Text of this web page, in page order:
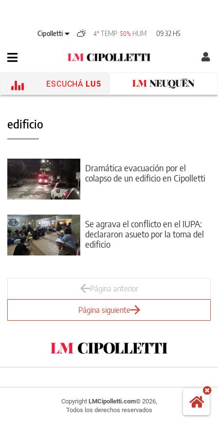
Cipolletti 4° TEMP 50% HUM 09:32 HS
ESCUCHÁ LU5
edificio
Dramática evacuación por el
colapso de un edificio en Cipolletti
Se agrava el conflicto en el IUPA:
declararon asueto por la toma del
edificio
Página anterior
Página siguiente
Copyright LMCipolletti.com© 2026,
Todos los derechos reservados